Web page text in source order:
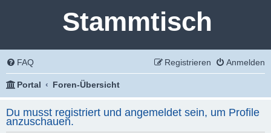
Stammtisch
FAQ Anmelden
Registrieren
Portal Foren-Übersicht
Du musst registriert und angemeldet sein, um Profile
anzuschauen.